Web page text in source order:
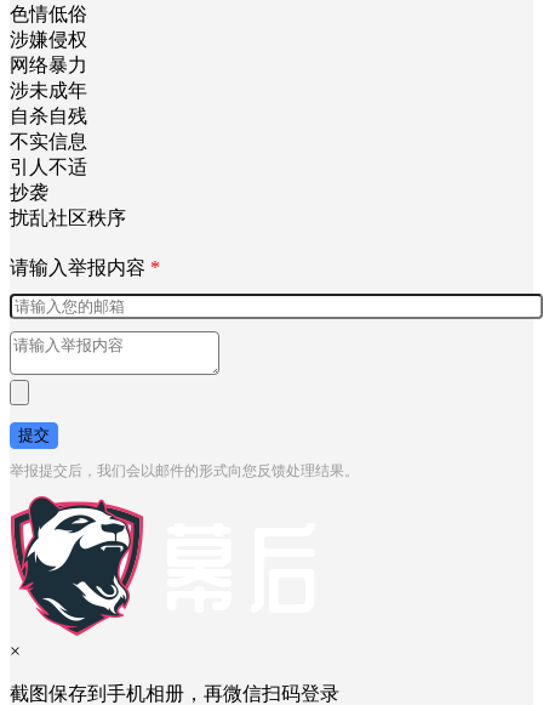
色情低俗
涉嫌侵权
网络暴力
涉未成年
自杀自残
不实信息
引人不适
抄袭
扰乱社区秩序
请输入举报内容 *
提交
举报提交后，我们会以邮件的形式向您反馈处理结果。
×
截图保存到手机相册，再微信扫码登录